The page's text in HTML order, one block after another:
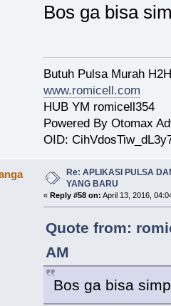
Bos ga bisa
Butuh Pulsa Murah
www.romicell.com
HUB YM romicell354
Powered By Otomax
OID:
Re: APLIKASI PULSA
YANG BARU
« Reply #58 on: April 13, 2016,
Quote from:
AM
Bos ga bisa